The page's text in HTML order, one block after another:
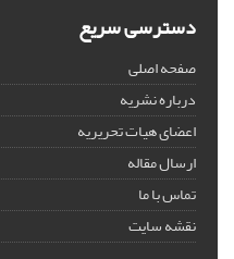
دسترسی سریع
صفحه اصلی
درباره نشریه
اعضای هیات تحریریه
ارسال مقاله
تماس با ما
نقشه سایت